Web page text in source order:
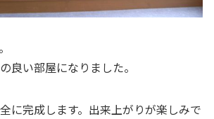
良い部屋になりました。
に完成します。出来上がりが楽しみで